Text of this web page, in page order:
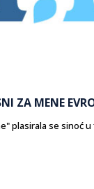
ZA MENE
plasirala se sinoć